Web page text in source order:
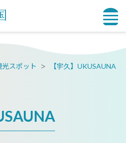
光スポット 【宇久】UKUSAUNA